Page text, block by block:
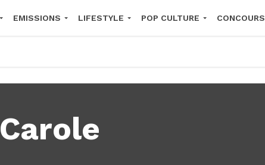
EMISSIONS LIFESTYLE POP CULTURE CONCOURS
Carole